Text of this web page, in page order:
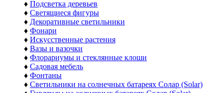
♦ Подсветка деревьев
♦ Светящиеся фигуры
♦ Декоративные светильники
♦ Фонари
♦ Искусственные растения
♦ Вазы и вазочки
♦ Флорариумы и стеклянные клоши
♦ Садовая мебель
♦ Фонтаны
♦ Светильники на солнечных батареях Солар (Solar)